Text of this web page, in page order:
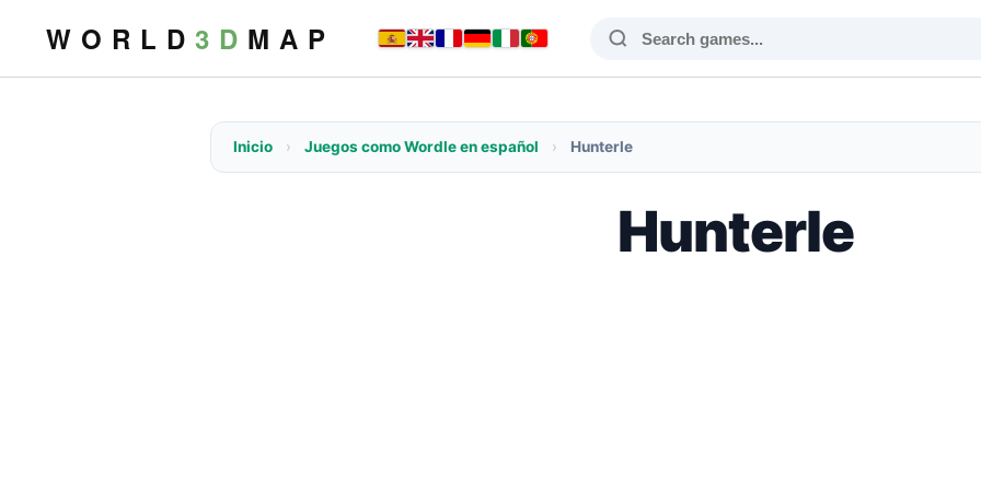
W O R L D 3 D M A P
Inicio › Juegos como Wordle en español › Hunterle
Hunterle